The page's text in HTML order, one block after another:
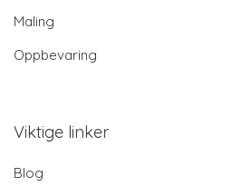
Maling
Oppbevaring
Viktige linker
Blog